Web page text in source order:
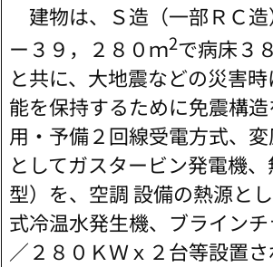
建物は、Ｓ造（一部ＲＣ
ー３９，２８０ｍ2で病床３
と共に、大地震などの災害
能を保持するために免震構
用・予備２回線受電方式、
としてガスタービン発電機
型）を、空調 設備の熱源と
式冷温水発生機、ブライン
／２８０ＫＷｘ２台等設置